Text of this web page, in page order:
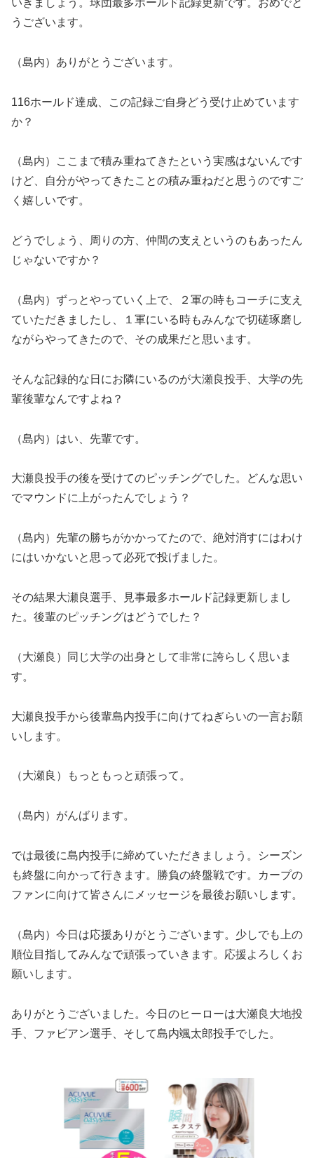
いきましょう。球団最多ホールド記録更新です。おめでと
うございます。
（島内）ありがとうございます。
116ホールド達成、この記録ご自身どう受け止めています
か？
（島内）ここまで積み重ねてきたという実感はないんです
けど、自分がやってきたことの積み重ねだと思うのですご
く嬉しいです。
どうでしょう、周りの方、仲間の支えというのもあったん
じゃないですか？
（島内）ずっとやっていく上で、２軍の時もコーチに支え
ていただきましたし、１軍にいる時もみんなで切磋琢磨し
ながらやってきたので、その成果だと思います。
そんな記録的な日にお隣にいるのが大瀬良投手、大学の先
輩後輩なんですよね？
（島内）はい、先輩です。
大瀬良投手の後を受けてのピッチングでした。どんな思い
でマウンドに上がったんでしょう？
（島内）先輩の勝ちがかかってたので、絶対消すにはわけ
にはいかないと思って必死で投げました。
その結果大瀬良選手、見事最多ホールド記録更新しまし
た。後輩のピッチングはどうでした？
（大瀬良）同じ大学の出身として非常に誇らしく思いま
す。
大瀬良投手から後輩島内投手に向けてねぎらいの一言お願
いします。
（大瀬良）もっともっと頑張って。
（島内）がんばります。
では最後に島内投手に締めていただきましょう。シーズン
も終盤に向かって行きます。勝負の終盤戦です。カープの
ファンに向けて皆さんにメッセージを最後お願いします。
（島内）今日は応援ありがとうございます。少しでも上の
順位目指してみんなで頑張っていきます。応援よろしくお
願いします。
ありがとうございました。今日のヒーローは大瀬良大地投
手、ファビアン選手、そして島内颯太郎投手でした。